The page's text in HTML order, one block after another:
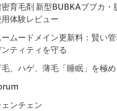
育毛剤 新型BUBKAブブカ・
体験レビュー
ームードメイン更新料：賢い
ンティティを守る
、ハゲ、薄毛「睡眠」を極め
ンチェン